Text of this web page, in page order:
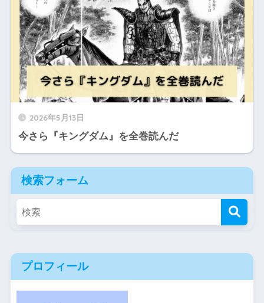
2026年5月13日
今さら『キングダム』を全巻読んだ
検索フォーム
プロフィール